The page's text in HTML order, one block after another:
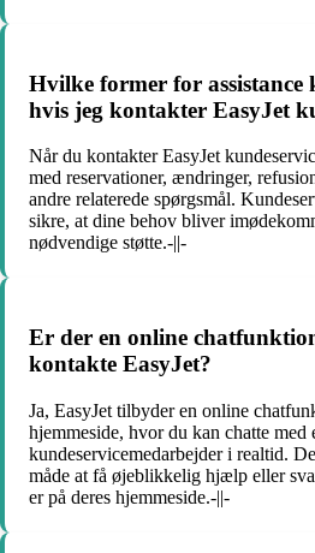
Hvilke former for assistance
hvis jeg kontakter EasyJet
Når du kontakter EasyJet
med reservationer, ændringer,
andre relaterede spørgsmål.
sikre, at dine behov bliver
nødvendige støtte.-||-
Er der en online
kontakte EasyJet?
Ja, EasyJet tilbyder en online
hjemmeside, hvor du kan chatte med
kundeservicemedarbejder i realtid.
måde at få øjeblikkelig hjælp eller
er på deres hjemmeside.-||-